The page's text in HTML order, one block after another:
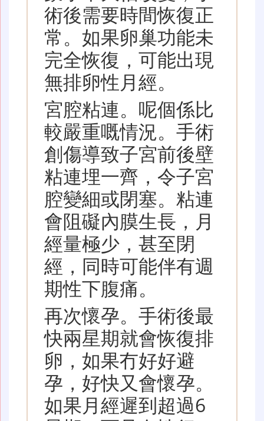
術後需要時間恢復正
常。如果卵巢功能未
完全恢復，可能出現
無排卵性月經。
宮腔粘連。呢個係比
較嚴重嘅情況。手術
創傷導致子宮前後壁
粘連埋一齊，令子宮
腔變細或閉塞。粘連
會阻礙內膜生長，月
經量極少，甚至閉
經，同時可能伴有週
期性下腹痛。
再次懷孕。手術後最
快兩星期就會恢復排
卵，如果冇好好避
孕，好快又會懷孕。
如果月經遲到超過6